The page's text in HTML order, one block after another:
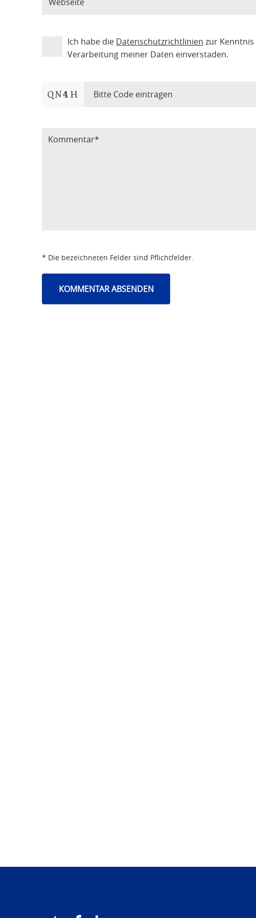
Ich habe die Datenschutzrichtlinien zur
Verarbeitung meiner Daten einverstaden.
* Die bezeichneten Felder sind Pflichtfelder.